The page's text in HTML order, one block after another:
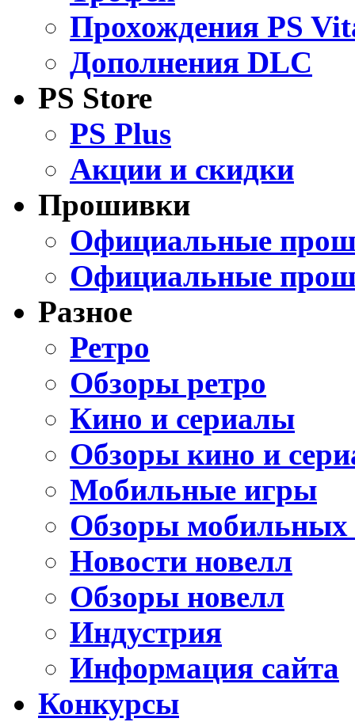
Прохождения PS
Дополнения DLC
PS Store
PS Plus
Акции и скидки
Прошивки
Официальные
Официальные
Разное
Ретро
Обзоры ретро
Кино и сериалы
Обзоры кино и
Мобильные игры
Обзоры мобильных
Новости новелл
Обзоры новелл
Индустрия
Информация сайта
Конкурсы